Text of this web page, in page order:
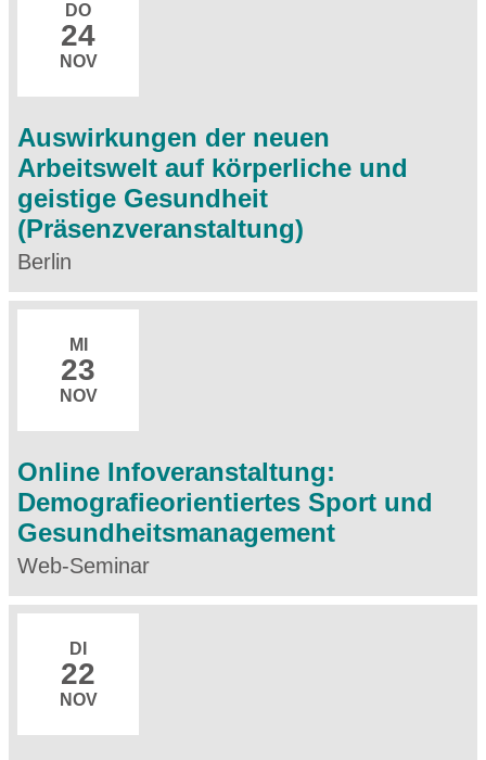
DO
24
NOV
Auswirkungen der neuen
Arbeitswelt auf körperliche und
geistige Gesundheit
(Präsenzveranstaltung)
Berlin
MI
23
NOV
Online Infoveranstaltung:
Demografieorientiertes Sport und
Gesundheitsmanagement
Web-Seminar
DI
22
NOV